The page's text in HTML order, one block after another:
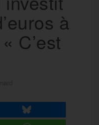
à
C’est